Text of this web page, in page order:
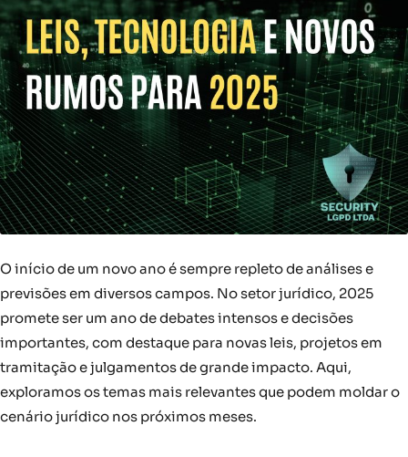
O início de um novo ano é sempre repleto de análises e
previsões em diversos campos. No setor jurídico, 2025
promete ser um ano de debates intensos e decisões
importantes, com destaque para novas leis, projetos em
tramitação e julgamentos de grande impacto. Aqui,
exploramos os temas mais relevantes que podem moldar o
cenário jurídico nos próximos meses.